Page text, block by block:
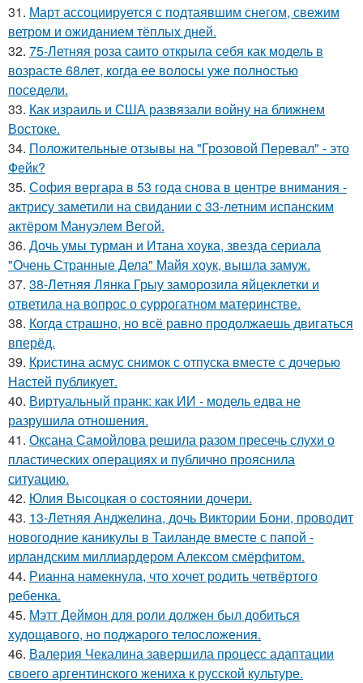
31. Март ассоциируется с подтаявшим снегом, свежим
ветром и ожиданием тёплых дней.
32. 75-Летняя роза саито открыла себя как модель в
возрасте 68лет, когда ее волосы уже полностью
поседели.
33. Как израиль и США развязали войну на ближнем
Востоке.
34. Положительные отзывы на "Грозовой Перевал" - это
Фейк?
35. София вергара в 53 года снова в центре внимания -
актрису заметили на свидании с 33-летним испанским
актёром Мануэлем Вегой.
36. Дочь умы турман и Итана хоука, звезда сериала
"Очень Странные Дела" Майя хоук, вышла замуж.
37. 38-Летняя Лянка Грыу заморозила яйцеклетки и
ответила на вопрос о суррогатном материнстве.
38. Когда страшно, но всё равно продолжаешь двигаться
вперёд.
39. Кристина асмус снимок с отпуска вместе с дочерью
Настей публикует.
40. Виртуальный пранк: как ИИ - модель едва не
разрушила отношения.
41. Оксана Самойлова решила разом пресечь слухи о
пластических операциях и публично прояснила
ситуацию.
42. Юлия Высоцкая о состоянии дочери.
43. 13-Летняя Анджелина, дочь Виктории Бони, проводит
новогодние каникулы в Таиланде вместе с папой -
ирландским миллиардером Алексом смёрфитом.
44. Рианна намекнула, что хочет родить четвёртого
ребенка.
45. Мэтт Деймон для роли должен был добиться
худощавого, но поджарого телосложения.
46. Валерия Чекалина завершила процесс адаптации
своего аргентинского жениха к русской культуре.